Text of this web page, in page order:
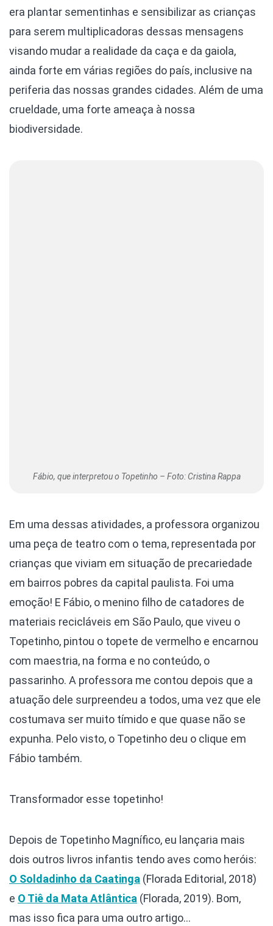
era plantar sementinhas e sensibilizar as crianças
para serem multiplicadoras dessas mensagens
visando mudar a realidade da caça e da gaiola,
ainda forte em várias regiões do país, inclusive na
periferia das nossas grandes cidades. Além de uma
crueldade, uma forte ameaça à nossa
biodiversidade.
Fábio, que interpretou o Topetinho – Foto: Cristina Rappa
Em uma dessas atividades, a professora organizou
uma peça de teatro com o tema, representada por
crianças que viviam em situação de precariedade
em bairros pobres da capital paulista. Foi uma
emoção! E Fábio, o menino filho de catadores de
materiais recicláveis em São Paulo, que viveu o
Topetinho, pintou o topete de vermelho e encarnou
com maestria, na forma e no conteúdo, o
passarinho. A professora me contou depois que a
atuação dele surpreendeu a todos, uma vez que ele
costumava ser muito tímido e que quase não se
expunha. Pelo visto, o Topetinho deu o clique em
Fábio também.
Transformador esse topetinho!
Depois de Topetinho Magnífico, eu lançaria mais
dois outros livros infantis tendo aves como heróis:
O Soldadinho da Caatinga (Florada Editorial, 2018)
e O Tiê da Mata Atlântica (Florada, 2019). Bom,
mas isso fica para uma outro artigo…